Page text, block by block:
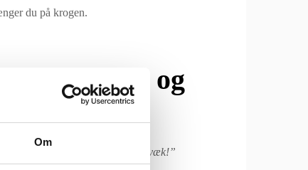
Om
du på krogen.
for energi og
et dårligt sted, så se at komme væk!”